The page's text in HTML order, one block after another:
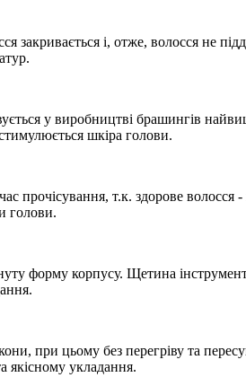
і, отже, волосся не
у виробництві брашингів
шкіра голови.
прочісування, т.к. здорове
голови.
форму корпусу. Щетина
при цьому без перегріву та
якісному укладання.